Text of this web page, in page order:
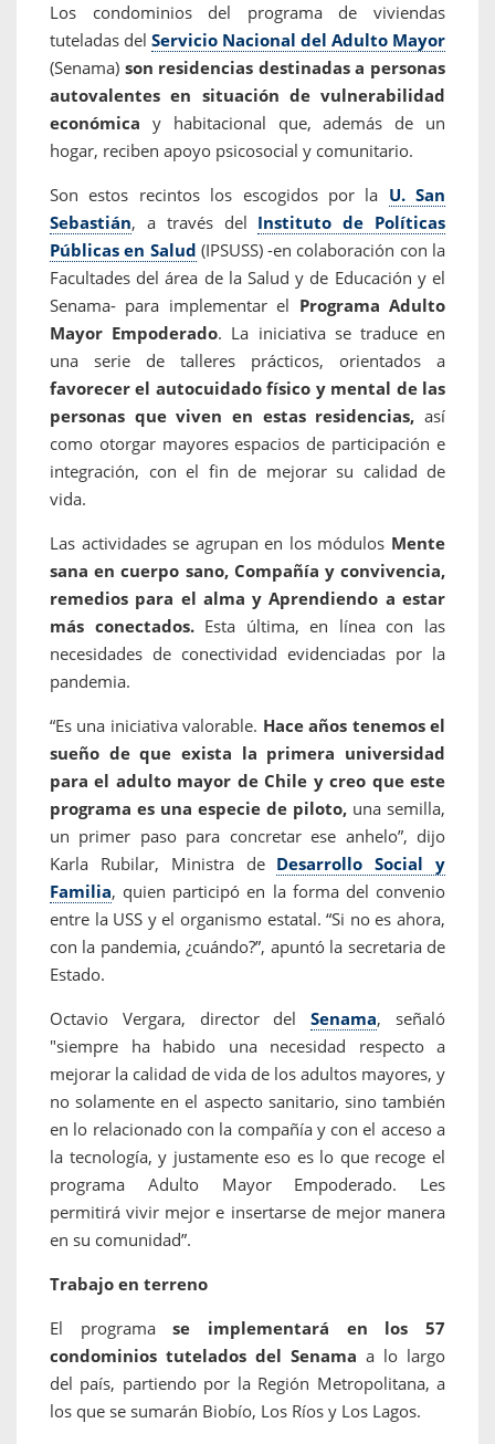
Los condominios del programa de viviendas
tuteladas del Servicio Nacional del Adulto Mayor
(Senama) son residencias destinadas a personas
autovalentes en situación de vulnerabilidad
económica y habitacional que, además de un
hogar, reciben apoyo psicosocial y comunitario.
Son estos recintos los escogidos por la U. San
Sebastián, a través del Instituto de Políticas
Públicas en Salud (IPSUSS) -en colaboración con la
Facultades del área de la Salud y de Educación y el
Senama- para implementar el Programa Adulto
Mayor Empoderado. La iniciativa se traduce en
una serie de talleres prácticos, orientados a
favorecer el autocuidado físico y mental de las
personas que viven en estas residencias, así
como otorgar mayores espacios de participación e
integración, con el fin de mejorar su calidad de
vida.
Las actividades se agrupan en los módulos Mente
sana en cuerpo sano, Compañía y convivencia,
remedios para el alma y Aprendiendo a estar
más conectados. Esta última, en línea con las
necesidades de conectividad evidenciadas por la
pandemia.
“Es una iniciativa valorable. Hace años tenemos el
sueño de que exista la primera universidad
para el adulto mayor de Chile y creo que este
programa es una especie de piloto, una semilla,
un primer paso para concretar ese anhelo”, dijo
Karla Rubilar, Ministra de Desarrollo Social y
Familia, quien participó en la forma del convenio
entre la USS y el organismo estatal. “Si no es ahora,
con la pandemia, ¿cuándo?”, apuntó la secretaria de
Estado.
Octavio Vergara, director delSenama, señaló
"siempre ha habido una necesidad respecto a
mejorar la calidad de vida de los adultos mayores, y
no solamente en el aspecto sanitario, sino también
en lo relacionado con la compañía y con el acceso a
la tecnología, y justamente eso es lo que recoge el
programa Adulto Mayor Empoderado. Les
permitirá vivir mejor e insertarse de mejor manera
en su comunidad”.
Trabajo en terreno
El programase implementará en los 57
condominios tutelados del Senama a lo largo
del país, partiendo por la Región Metropolitana, a
los que se sumarán Biobío, Los Ríos y Los Lagos.